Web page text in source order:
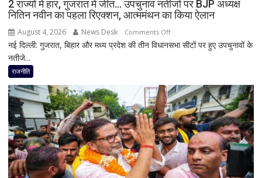
साधु-
संत
की
भूमिका
2 राज्यों में हार, गुजरात में जीत… उपचुनाव नतीजों पर BJP अध्यक्ष
नितिन नवीन का पहला रिएक्शन, आत्ममंथन का किया ऐलान
August 4, 2026 News Desk Comments Offon
2
गुजरात
में
जीत…
उपचुनाव
नतीजों
पर
BJP
नई दिल्ली: गुजरात, बिहार और मध्य प्रदेश की तीन विधानसभा सीटों पर हुए उपचुनावों के
नतीजे...
राजनीति